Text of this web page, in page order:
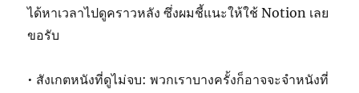
ได้หาเวลาไปดูคราวหลัง ซึ่งผมชี้แนะให้ใช้ Notion เลย
ขอรับ
• สังเกตหนังที่ดูไม่จบ: พวกเราบางครั้งก็อาจจะจำหนังที่